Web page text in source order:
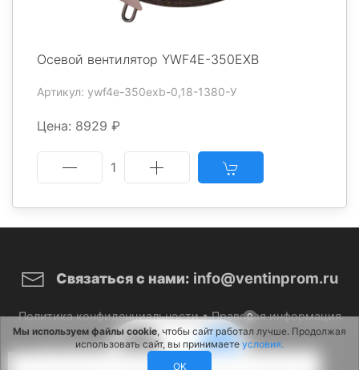
0
Осевой вентилятор YWF4E-350EXB
Артикул: ywf4e-350exb-0,18-1380-У
Цена: 8929 ₽
1
Связаться с нами: info@ventinprom.ru
Политика конфиденциальности•Правовая информация
© 2026 ВентИнПром. Все права защищены.
Мы используем файлы cookie, чтобы сайт работал лучше. Продолжая
использовать сайт, вы принимаете условия.
OK